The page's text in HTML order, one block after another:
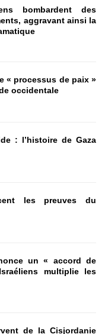
bombardent des
aggravant ainsi la
« processus de paix »
occidentale
: l’histoire de Gaza
les preuves du
un « accord de
multiplie les
de la Cisjordanie